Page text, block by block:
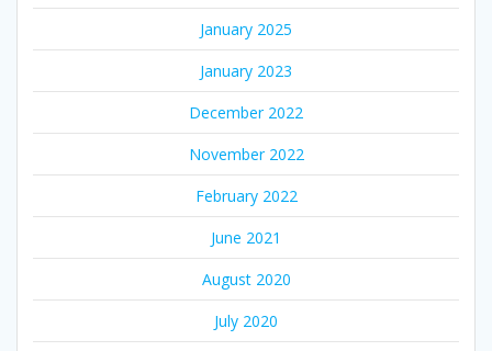
January 2025
January 2023
December 2022
November 2022
February 2022
June 2021
August 2020
July 2020